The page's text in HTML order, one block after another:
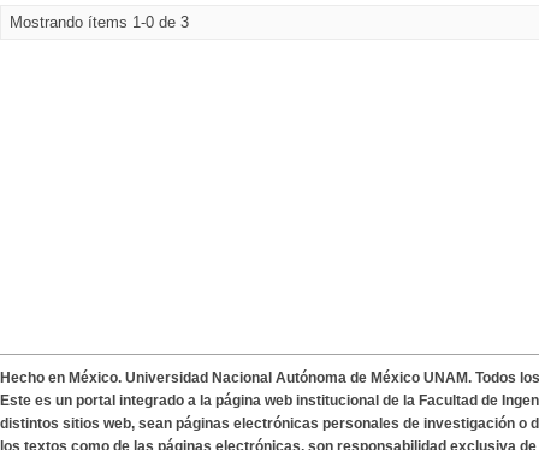
Mostrando ítems 1-0 de 3
Hecho en México. Universidad Nacional Autónoma de México UNAM. Todos
Este es un portal integrado a la página web institucional de la Facultad de
distintos sitios web, sean páginas electrónicas personales de investigación o
los textos como de las páginas electrónicas, son responsabilidad exclusiva